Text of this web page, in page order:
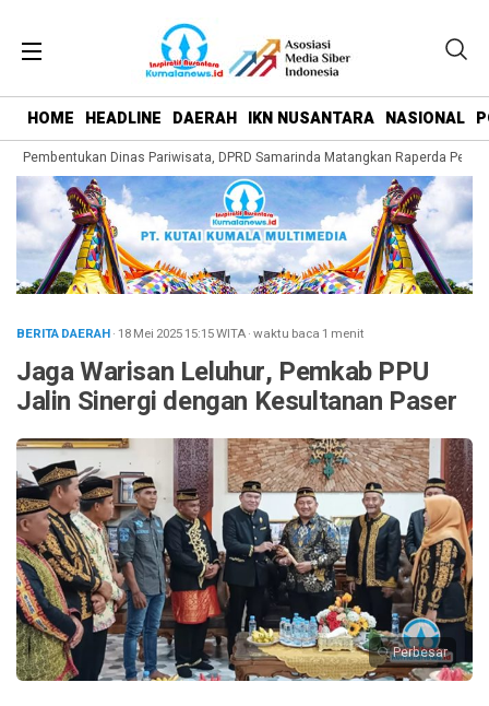
HOME HEADLINE DAERAH IKN NUSANTARA NASIONAL
Pembentukan Dinas Pariwisata, DPRD Samarinda Matangkan Raperda
BERITA DAERAH· 18 Mei 202515:15WITA·waktu baca 1 menit
Jaga Warisan Leluhur, Pemkab PPU
Jalin Sinergi dengan Kesultanan Paser
Perbesar